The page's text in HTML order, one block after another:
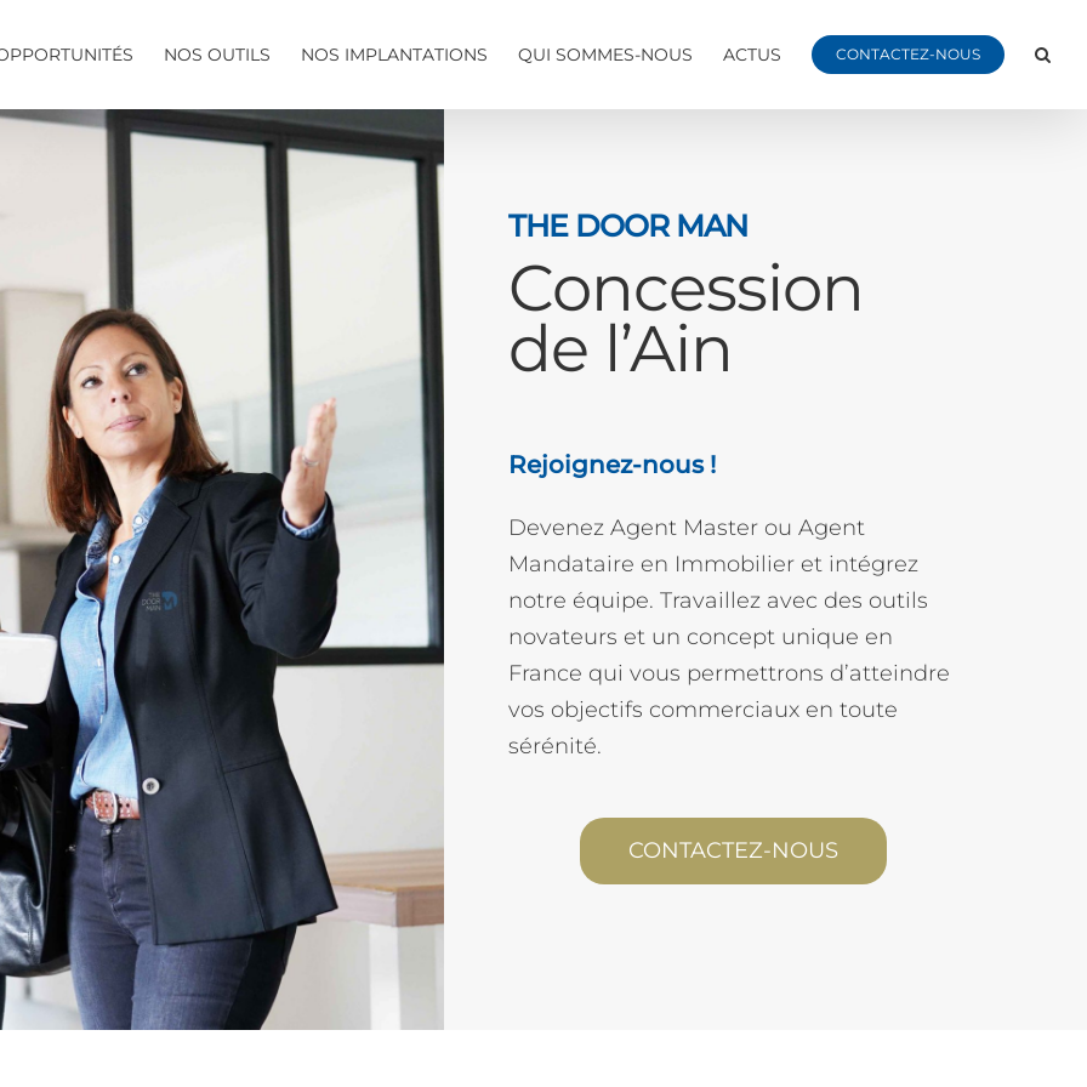
NOS OUTILS NOS IMPLANTATIONS QUI SOMMES-NOUS ACTUS CONTACTEZ-NOUS
THE DOOR MAN
Concession
de l’Ain
Rejoignez-nous !
Devenez Agent Master ou Agent
Mandataire en Immobilier et intégrez
notre équipe. Travaillez avec des outils
novateurs et un concept unique en
France qui vous permettrons d’atteindre
vos objectifs commerciaux en toute
sérénité.
CONTACTEZ-NOUS